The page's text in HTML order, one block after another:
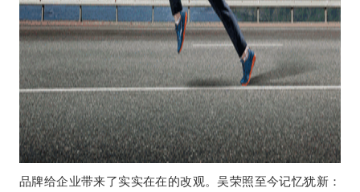
品牌给企业带来了实实在在的改观。吴荣照至今记忆犹新：